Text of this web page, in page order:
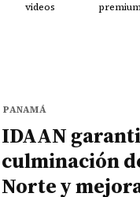
videos
PANAMÁ
IDAAN
culminación
Norte y